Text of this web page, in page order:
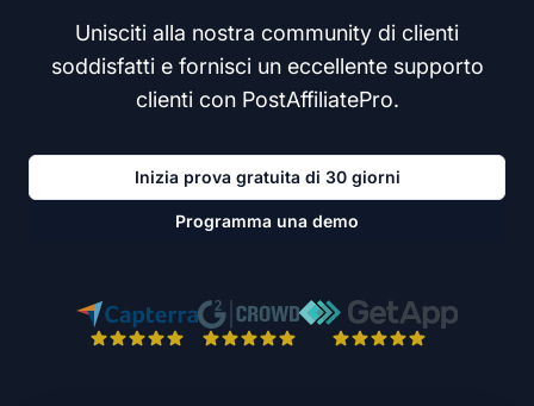
Unisciti alla nostra community di clienti
soddisfatti e fornisci un eccellente supporto
clienti con PostAffiliatePro.
Inizia prova gratuita di 30 giorni
Programma una demo